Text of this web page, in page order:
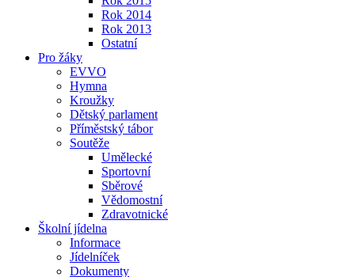
Rok 2014
Rok 2013
Ostatní
Pro žáky
EVVO
Hymna
Kroužky
Dětský parlament
Příměstský tábor
Soutěže
Umělecké
Sportovní
Sběrové
Vědomostní
Zdravotnické
Školní jídelna
Informace
Jídelníček
Dokumenty